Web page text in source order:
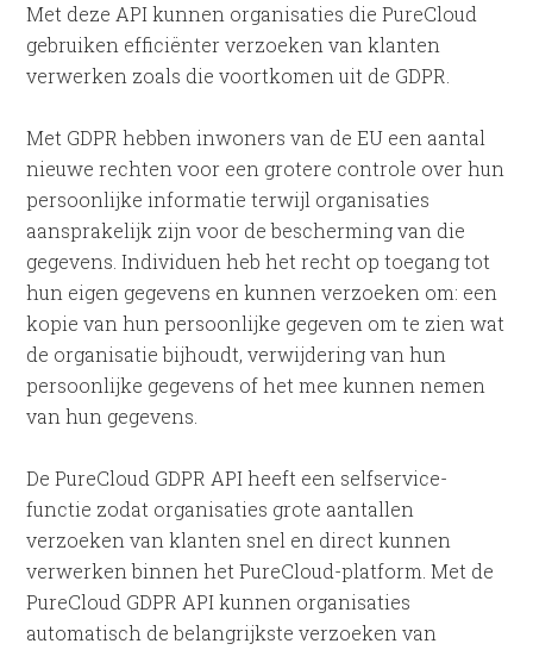
Met deze API kunnen organisaties die PureCloud
gebruiken efficiënter verzoeken van klanten
verwerken zoals die voortkomen uit de GDPR.
Met GDPR hebben inwoners van de EU een aantal
nieuwe rechten voor een grotere controle over hun
persoonlijke informatie terwijl organisaties
aansprakelijk zijn voor de bescherming van die
gegevens. Individuen heb het recht op toegang tot
hun eigen gegevens en kunnen verzoeken om: een
kopie van hun persoonlijke gegeven om te zien wat
de organisatie bijhoudt, verwijdering van hun
persoonlijke gegevens of het mee kunnen nemen
van hun gegevens.
De PureCloud GDPR API heeft een selfservice-
functie zodat organisaties grote aantallen
verzoeken van klanten snel en direct kunnen
verwerken binnen het PureCloud-platform. Met de
PureCloud GDPR API kunnen organisaties
automatisch de belangrijkste verzoeken van